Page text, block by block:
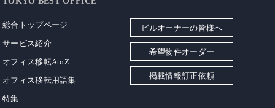
総合トップページ
サービス紹介
オフィス移転AtoZ
オフィス移転用語集
特集
ビルオーナーの皆様へ
希望物件オーダー
掲載情報訂正依頼